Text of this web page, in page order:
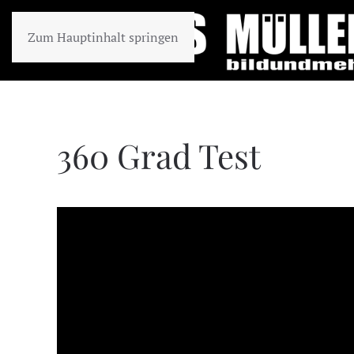
Zum Hauptinhalt springen
360 Grad Test